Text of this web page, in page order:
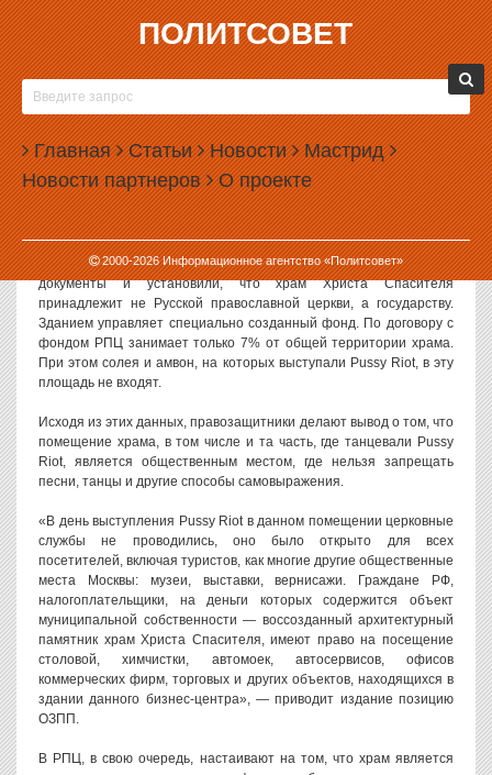
ПОЛИТСОВЕТ
Главная Статьи Новости Мастрид
Новости партнеров О проекте
2000-2026Информационное агентство «Политсовет»
06.08.2012, 16:40
ХРАМ ХРИСТА СПАСИТЕЛЯ ПРИЗНАЛИ
ПРИГОДНЫМ ДЛЯ ПЕСЕН И ТАНЦЕВ
Храм Христа Спасителя не принадлежит РПЦ, а потому может
считаться общественным местом, пригодным для любых акций, в
том числе и панк-молебна. К такому выводу пришло Общество по
защите прав потребителей.
Как пишет РБК, защитники прав потребителей изучили
документы и установили, что храм Христа Спасителя
принадлежит не Русской православной церкви, а государству.
Зданием управляет специально созданный фонд. По договору с
фондом РПЦ занимает только 7% от общей территории храма.
При этом солея и амвон, на которых выступали Pussy Riot, в эту
площадь не входят.
Исходя из этих данных, правозащитники делают вывод о том, что
помещение храма, в том числе и та часть, где танцевали Pussy
Riot, является общественным местом, где нельзя запрещать
песни, танцы и другие способы самовыражения.
«В день выступления Pussy Riot в данном помещении церковные
службы не проводились, оно было открыто для всех
посетителей, включая туристов, как многие другие общественные
места Москвы: музеи, выставки, вернисажи. Граждане РФ,
налогоплательщики, на деньги которых содержится объект
муниципальной собственности — воссозданный архитектурный
памятник храм Христа Спасителя, имеют право на посещение
столовой, химчистки, автомоек, автосервисов, офисов
коммерческих фирм, торговых и других объектов, находящихся в
здании данного бизнес-центра», — приводит издание позицию
ОЗПП.
В РПЦ, в свою очередь, настаивают на том, что храм является